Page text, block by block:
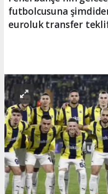
futbolcusuna
euroluk transfer